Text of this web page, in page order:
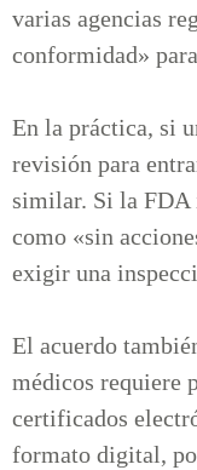
varias agencias
conformidad»
En la práctica, si
revisión para
similar. Si la FDA
como «sin
exigir una
El acuerdo
médicos requiere
certificados
formato digital,